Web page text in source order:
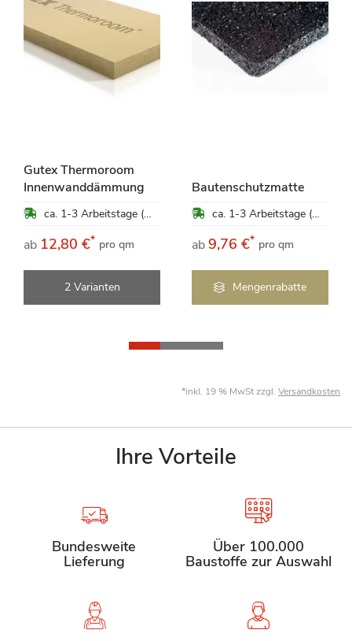
Gutex Thermoroom
Innenwanddämmung
ca. 1-3 Arbeitstage (Mo-Fr)
ab 12,80 €* pro qm
2 Varianten
Bautenschutzmatte
ca. 1-3 Arbeitstage (Mo-Fr)
ab9,76 €* pro qm
Mengenrabatte
*inkl. 19 % MwSt zzgl. Versandkosten
Ihre Vorteile
Bundesweite
Lieferung
Über 100.000
Baustoffe zur Auswahl